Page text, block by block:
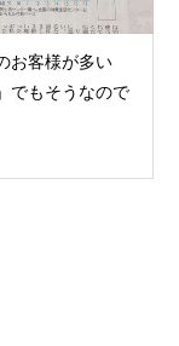
お客様が多い
でもそうなので